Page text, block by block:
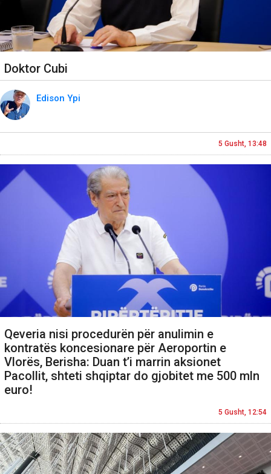
Doktor Cubi
Edison Ypi
5 Gusht, 13:48
Qeveria nisi procedurën për anulimin e
kontratës koncesionare për Aeroportin e
Vlorës, Berisha: Duan t’i marrin aksionet
Pacollit, shteti shqiptar do gjobitet me 500 mln
euro!
5 Gusht, 12:54